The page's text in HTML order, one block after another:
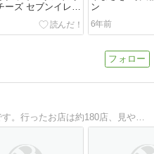
ーズ セブンイレブ
ン
6年前
かき氷専門の食べ歩きブログです。行ったお店は約180店、見やすく一覧表にまとめているので参考に。